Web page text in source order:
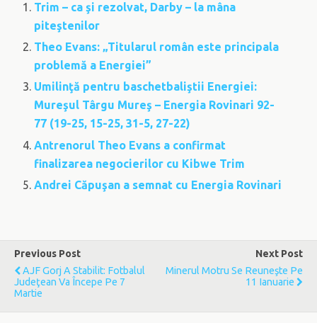
Trim – ca şi rezolvat, Darby – la mâna
piteştenilor
Theo Evans: „Titularul român este principala
problemă a Energiei”
Umilinţă pentru baschetbaliştii Energiei:
Mureşul Târgu Mureş – Energia Rovinari 92-
77 (19-25, 15-25, 31-5, 27-22)
Antrenorul Theo Evans a confirmat
finalizarea negocierilor cu Kibwe Trim
Andrei Căpuşan a semnat cu Energia Rovinari
Previous Post
AJF Gorj A Stabilit: Fotbalul
Judeţean Va Începe Pe 7
Martie
Next Post
Minerul Motru Se Reuneşte Pe
11 Ianuarie